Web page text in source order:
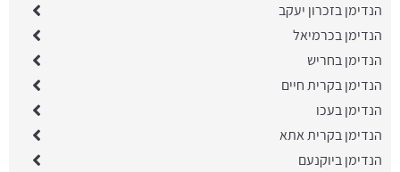
הנדימן בזכרון יעקב
הנדימן בכרמיאל
הנדימן בחריש
הנדימן בקרית חיים
הנדימן בעכו
הנדימן בקרית אתא
הנדימן ביוקנעם